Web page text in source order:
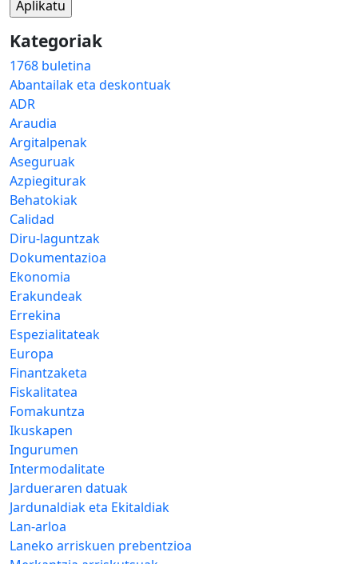
Kategoriak
1768 buletina
Abantailak eta deskontuak
ADR
Araudia
Argitalpenak
Aseguruak
Azpiegiturak
Behatokiak
Calidad
Diru-laguntzak
Dokumentazioa
Ekonomia
Erakundeak
Errekina
Espezialitateak
Europa
Finantzaketa
Fiskalitatea
Fomakuntza
Ikuskapen
Ingurumen
Intermodalitate
Jardueraren datuak
Jardunaldiak eta Ekitaldiak
Lan-arloa
Laneko arriskuen prebentzioa